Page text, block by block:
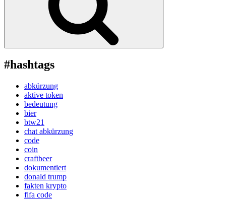
#hashtags
abkürzung
aktive token
bedeutung
bier
btw21
chat abkürzung
code
coin
craftbeer
dokumentiert
donald trump
fakten krypto
fifa code